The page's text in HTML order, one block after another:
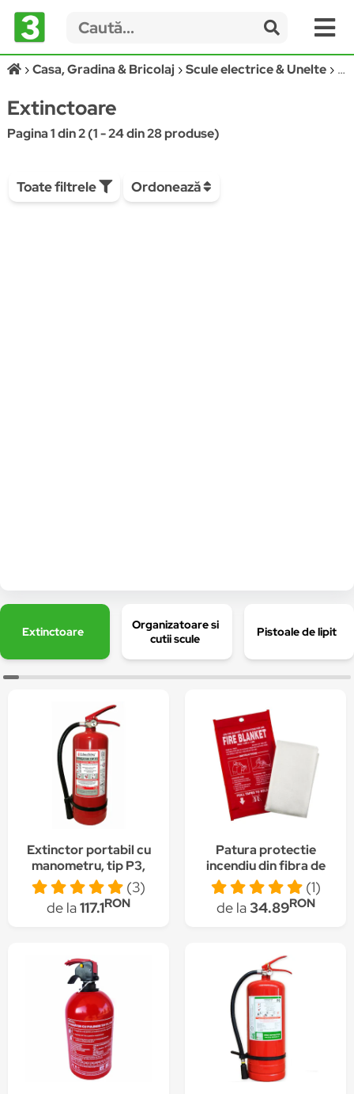
Casa, Gradina & Bricolaj Scule electrice & Unelte
Extinctoare
Pagina 1 din 2 (1 - 24 din 28 produse)
Toate filtrele Ordonează
Extinctoare
Organizatoare si
cutii scule
Pistoale de lipit
Extinctor portabil cu
manometru, tip P3,
Tianbo, 3 kg +
Autocolant A6
(3)
de la117.1RON
Patura protectie
incendiu din fibra de
sticla, coso, rosu, 100
x 100 cm
(1)
de la34.89RON